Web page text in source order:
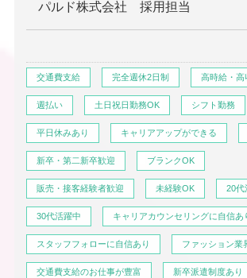
パルド株式会社 採用担当
交通費支給 完全週休2日制 高時給・高
週払い 土日祝日勤務OK シフト勤務
平日休みあり キャリアアップができる
新卒・第二新卒歓迎 ブランクOK
販売・接客経験者歓迎 未経験OK 20代
30代活躍中 キャリアカウンセリングに自信あ
スタッフフォローに自信あり ファッション業
交通費支給のお仕事が豊富 新卒派遣制度あり